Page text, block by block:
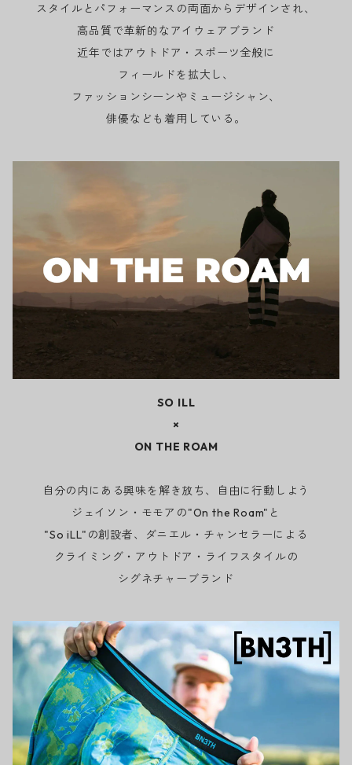
スタイルとパフォーマンスの両面からデザインされ、
高品質で革新的なアイウェアブランド
近年ではアウトドア・スポーツ全般に
フィールドを拡大し、
ファッションシーンやミュージシャン、
俳優なども着用している。
SO ILL
×
ON THE ROAM
自分の内にある興味を解き放ち、自由に行動しよう
ジェイソン・モモアの"On the Roam"と
"So iLL"の創設者、ダニエル・チャンセラーによる
クライミング・アウトドア・ライフスタイルの
シグネチャーブランド